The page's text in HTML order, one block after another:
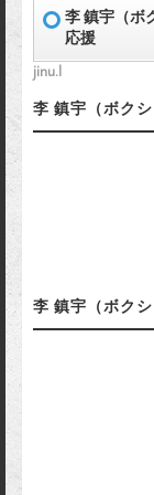
李 鎮宇（ボ
応援
jinu.l
李 鎮宇（ボク
李 鎮宇（ボク